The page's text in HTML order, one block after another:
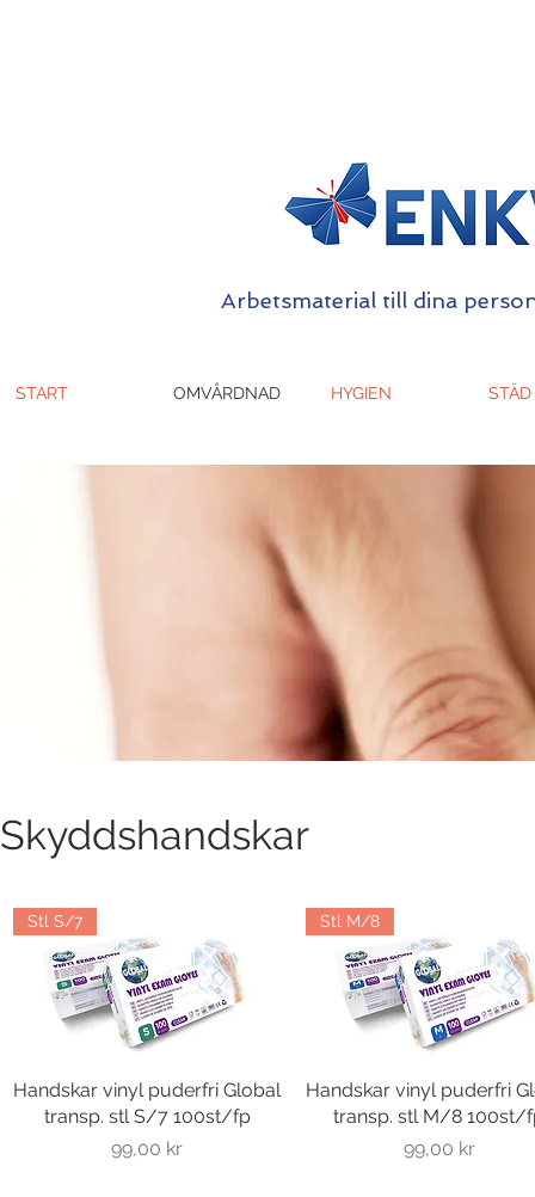
Arbetsmaterial till dina
START OMVÅRDNAD HYGIEN STÄD
Skyddshandskar
Snabbvisning
Stl S/7
Handskar vinyl puderfri Global
transp. stl S/7 100st/fp
Pris
99,00 kr
Snabbvisning
Stl M/8
Handskar vinyl puderfri
transp. stl M/8 100st/
Pris
99,00 kr